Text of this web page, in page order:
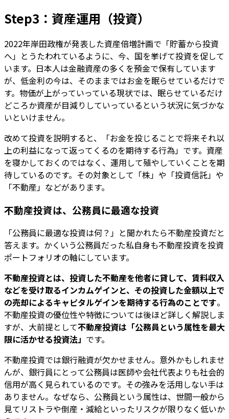
Step3：資産運用（投資）
2022年岸田政権が発表した資産倍増計画で「貯蓄から投資
へ」とうたわれているように、今、国を挙げて投資を促して
います。日本人は金融資産の多くを預金で保有しています
が、低金利の今は、そのままではお金を眠らせているだけで
す。物価が上がっていっている現状では、眠らせているだけ
どころか資産が目減りしていっているという状況に気づかな
いといけません。
改めて投資を説明すると、「お金を投じることで将来それ以
上の利益になって返ってくるのを期待する行為」です。資産
を寝かしておくのではなく、運用して殖やしていくことを期
待しているのです。その対象として「株」や「投資信託」や
「不動産」などがあります。
不動産投資は、公務員に最適な投資
「公務員に最適な投資は何？」と聞かれたら不動産投資だと
答えます。かくいう公務員だった私自身も不動産投資を投資
ポートフォリオの軸にしています。
不動産投資とは、投資した不動産を他者に貸して、賃料収入
などを受け取るインカムゲインと、その投資した金額以上で
の売却によるキャピタルゲインを期待する行為のことです。
不動産投資の優位性や特徴については後ほど詳しく解説しま
すが、大前提として不動産投資は「公務員という属性を最大
限に活かせる投資法」 です。
不動産投資では銀行融資が欠かせません。意外かもしれませ
んが、銀行員にとって公務員は医師や会社代表よりも社会的
信用が高く見られているのです。その強みを活用しない手は
ありません。なぜなら、公務員という属性は、世間一般から
見てリストラや倒産・減給といったリスクが限りなく低いか